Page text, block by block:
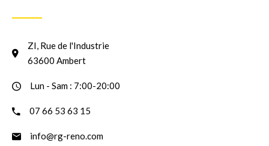
ZI, Rue de l'Industrie
63600 Ambert
Lun - Sam : 7:00-20:00
07 66 53 63 15
info@rg-reno.com